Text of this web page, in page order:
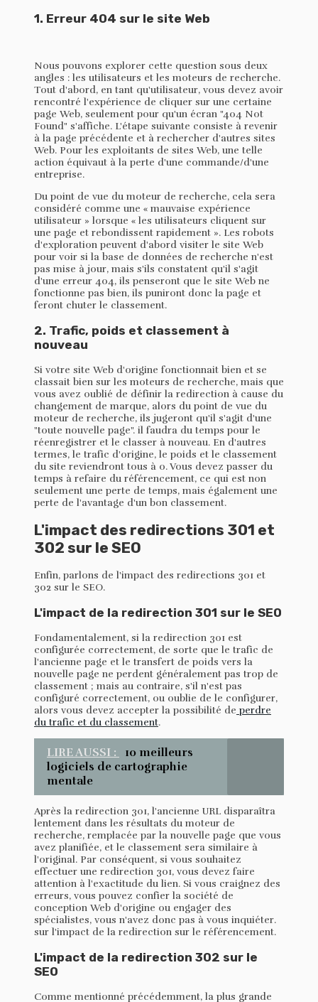
1. Erreur 404 sur le site Web
Nous pouvons explorer cette question sous deux
angles : les utilisateurs et les moteurs de recherche.
Tout d'abord, en tant qu'utilisateur, vous devez avoir
rencontré l'expérience de cliquer sur une certaine
page Web, seulement pour qu'un écran "404 Not
Found" s'affiche. L'étape suivante consiste à revenir
à la page précédente et à rechercher d'autres sites
Web. Pour les exploitants de sites Web, une telle
action équivaut à la perte d'une commande/d'une
entreprise.
Du point de vue du moteur de recherche, cela sera
considéré comme une « mauvaise expérience
utilisateur » lorsque « les utilisateurs cliquent sur
une page et rebondissent rapidement ». Les robots
d'exploration peuvent d'abord visiter le site Web
pour voir si la base de données de recherche n'est
pas mise à jour, mais s'ils constatent qu'il s'agit
d'une erreur 404, ils penseront que le site Web ne
fonctionne pas bien, ils puniront donc la page et
feront chuter le classement.
2. Trafic, poids et classement à
nouveau
Si votre site Web d'origine fonctionnait bien et se
classait bien sur les moteurs de recherche, mais que
vous avez oublié de définir la redirection à cause du
changement de marque, alors du point de vue du
moteur de recherche, ils jugeront qu'il s'agit d'une
"toute nouvelle page". il faudra du temps pour le
réenregistrer et le classer à nouveau. En d'autres
termes, le trafic d'origine, le poids et le classement
du site reviendront tous à 0. Vous devez passer du
temps à refaire du référencement, ce qui est non
seulement une perte de temps, mais également une
perte de l'avantage d'un bon classement.
L'impact des redirections 301 et
302 sur le SEO
Enfin, parlons de l'impact des redirections 301 et
302 sur le SEO.
L'impact de la redirection 301 sur le SEO
Fondamentalement, si la redirection 301 est
configurée correctement, de sorte que le trafic de
l'ancienne page et le transfert de poids vers la
nouvelle page ne perdent généralement pas trop de
classement ; mais au contraire, s'il n'est pas
configuré correctement, ou oublie de le configurer,
alors vous devez accepter la possibilité de perdre
du trafic et du classement.
LIRE AUSSI :
10 meilleurs
logiciels de cartographie
mentale
Après la redirection 301, l'ancienne URL disparaîtra
lentement dans les résultats du moteur de
recherche, remplacée par la nouvelle page que vous
avez planifiée, et le classement sera similaire à
l'original. Par conséquent, si vous souhaitez
effectuer une redirection 301, vous devez faire
attention à l'exactitude du lien. Si vous craignez des
erreurs, vous pouvez confier la société de
conception Web d'origine ou engager des
spécialistes, vous n'avez donc pas à vous inquiéter.
sur l'impact de la redirection sur le référencement.
L'impact de la redirection 302 sur le
SEO
Comme mentionné précédemment, la plus grande